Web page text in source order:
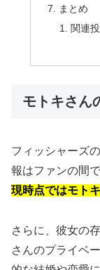
まとめ
関連
モトキさん
フィッシャーズ
報はファンの間
現時点ではモト
さらに、彼女の
さんのプライベ